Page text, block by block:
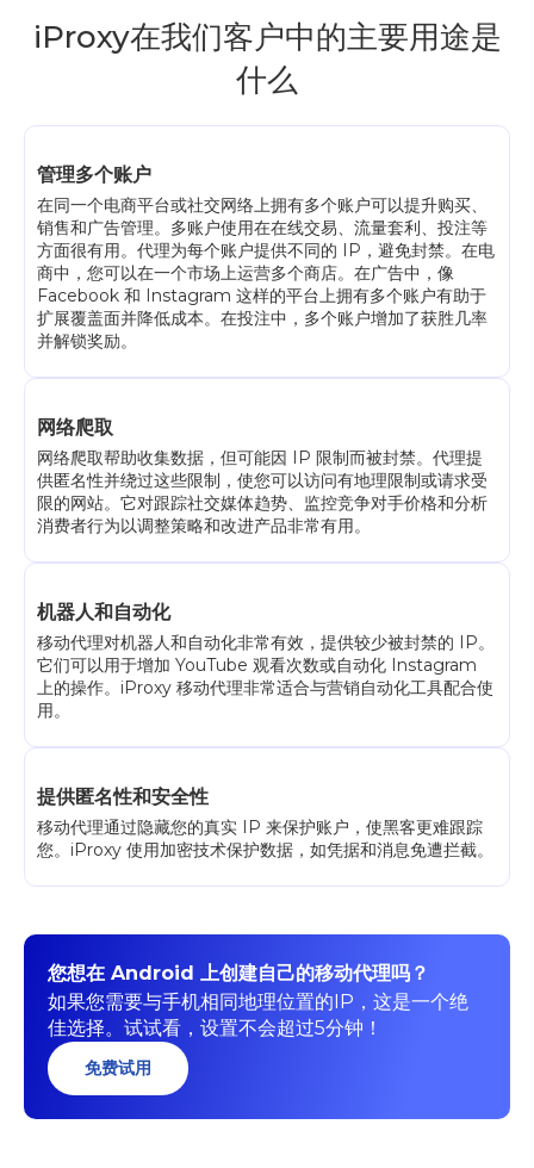
iProxy在我们客户中的主要用途是
什么
管理多个账户
在同一个电商平台或社交网络上拥有多个账户可以提升购买、
销售和广告管理。多账户使用在在线交易、流量套利、投注等
方面很有用。代理为每个账户提供不同的 IP，避免封禁。在电
商中，您可以在一个市场上运营多个商店。在广告中，像
Facebook 和 Instagram 这样的平台上拥有多个账户有助于
扩展覆盖面并降低成本。在投注中，多个账户增加了获胜几率
并解锁奖励。
网络爬取
网络爬取帮助收集数据，但可能因 IP 限制而被封禁。代理提
供匿名性并绕过这些限制，使您可以访问有地理限制或请求受
限的网站。它对跟踪社交媒体趋势、监控竞争对手价格和分析
消费者行为以调整策略和改进产品非常有用。
机器人和自动化
移动代理对机器人和自动化非常有效，提供较少被封禁的 IP。
它们可以用于增加 YouTube 观看次数或自动化 Instagram
上的操作。iProxy 移动代理非常适合与营销自动化工具配合使
用。
提供匿名性和安全性
移动代理通过隐藏您的真实 IP 来保护账户，使黑客更难跟踪
您。iProxy 使用加密技术保护数据，如凭据和消息免遭拦截。
您想在 Android 上创建自己的移动代理吗？
如果您需要与手机相同地理位置的IP，这是一个绝
佳选择。试试看，设置不会超过5分钟！
免费试用